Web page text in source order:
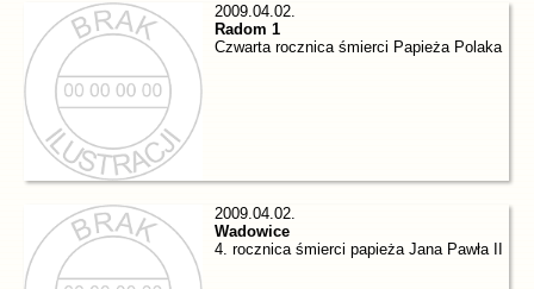
2009.04.02.
Radom 1
Czwarta rocznica śmierci Papieża Polaka
2009.04.02.
Wadowice
4. rocznica śmierci papieża Jana Pawła II